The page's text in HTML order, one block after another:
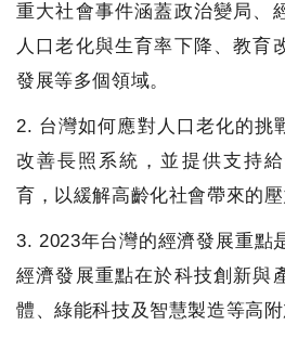
重大社會事件涵蓋政治變局、
人口老化與生育率下降、教育
發展等多個領域。
2. 台灣如何應對人口老化的挑
改善長照系統，並提供支持
育，以緩解高齡化社會帶來的壓
3. 2023年台灣的經濟發展重點
經濟發展重點在於科技創新與
體、綠能科技及智慧製造等高附